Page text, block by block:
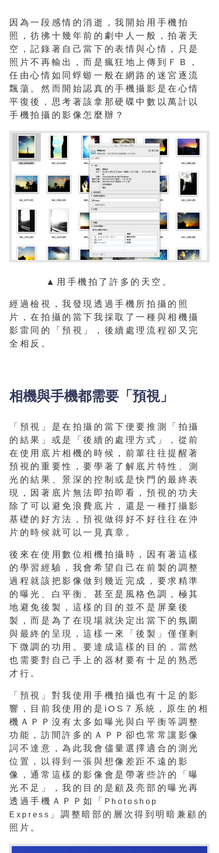
因為一段感情的消逝，我開始用手機拍
照，彷彿十幾年前的劇中人一般，拍著天
空，記錄著自己當下的表情與心情，只是
照片不再輸出，而是瘋狂地上傳到ＦＢ，
任由心情如同蜉蝣一般在網路的迷宮逐流
飄蕩。然而開始認真的手機攝影是在心情
平復後，思考著該拿那硬碟中數以萬計以
手機拍攝的影像怎麼辦？
▲用手機拍了許多的天空。
經過檢視，我發現透過手機所拍攝的照
片，在拍攝的當下我採取了一種與相機攝
影雷同的「預視」，後續處理流程卻又完
全相反。
相機與手機都需要「預視」
「預視」是在拍攝的當下便要推測「拍攝
的結果」或是「後續的處理方式」，從前
在使用底片相機的時候，前輩往往提醒著
預視的重要性，要學著了解底片特性、測
光的結果、景深的控制或是快門的最終表
現，因著底片無法即拍即看，預視的功夫
除了可以避免浪費底片，還是一種打攝影
基礎的好方法，預視做得好不好往往在沖
片的時候就可以一見真章。
後來在使用數位相機拍攝時，因有著這樣
的學習經驗，我會希望自己在前製的調整
過程就該把影像做到幾近完成，要求精準
的曝光、白平衡、甚至是風格色調，極其
地避免後製，這樣的目的並不是屏棄後
製，而是為了在現場就決定出當下的氛圍
與最終的呈現，這樣一來「後製」僅僅剩
下微調的功用。要達成這樣的目的，當然
也需要對自己手上的器材要有十足的熟悉
才行。
「預視」對我使用手機拍攝也有十足的影
響，目前我使用的是iOS７系統，原生的相
機ＡＰＰ沒有太多如曝光與白平衡等調整
功能，訪間許多的ＡＰＰ卻也常常讓影像
詞不達意，為此我會儘量選擇適合的測光
位置，以得到一張與想像差距不遠的影
像，通常這樣的影像會是帶著些許的「曝
光不足」，我的目的是顧及亮部的曝光再
透過手機ＡＰＰ如「
Photoshop
Express 」調整暗部的層次得到明暗兼顧的
照片。